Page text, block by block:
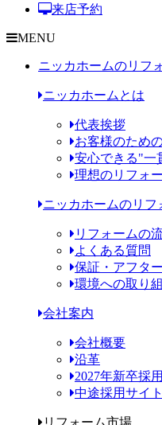
来店予約
MENU
ニッカホームのリフ
ニッカホームとは
代表挨拶
お客様のため
安心できる"一
理想のリフォ
ニッカホームのリフ
リフォームの
よくある質問
保証・アフタ
環境への取り
会社案内
会社概要
沿革
2027年新卒採
中途採用サイト
リフォーム市場